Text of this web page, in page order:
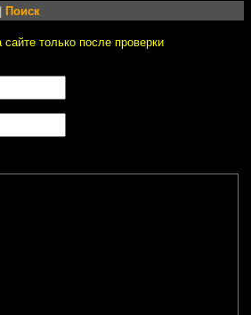
Поиск
только после проверки